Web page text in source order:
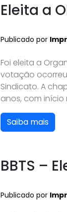
Eleita a
Publicado por
Foi eleita a
votação
Sindicato. A
anos, com início
Saiba mais
BBTS –
Publicado por